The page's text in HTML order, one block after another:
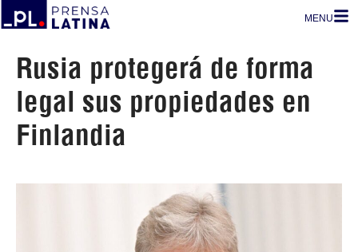
MENU
Rusia protegerá de forma
legal sus propiedades en
Finlandia